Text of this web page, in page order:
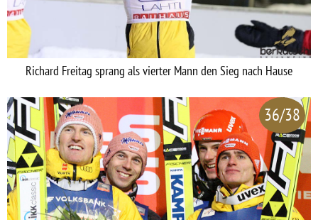
Richard Freitag sprang als vierter Mann den Sieg nach Hause
36/38